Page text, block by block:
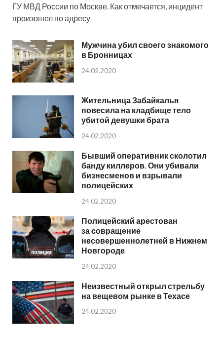
ГУ МВД России по Москве. Как отмечается, инцидент
произошел по адресу
Мужчина убил своего знакомого
в Бронницах
24.02.2020
Жительница Забайкалья
повесила на кладбище тело
убитой девушки брата
24.02.2020
Бывший оперативник сколотил
банду киллеров. Они убивали
бизнесменов и взрывали
полицейских
24.02.2020
Полицейский арестован
за совращение
несовершеннолетней в Нижнем
Новгороде
24.02.2020
Неизвестный открыл стрельбу
на вещевом рынке в Техасе
24.02.2020